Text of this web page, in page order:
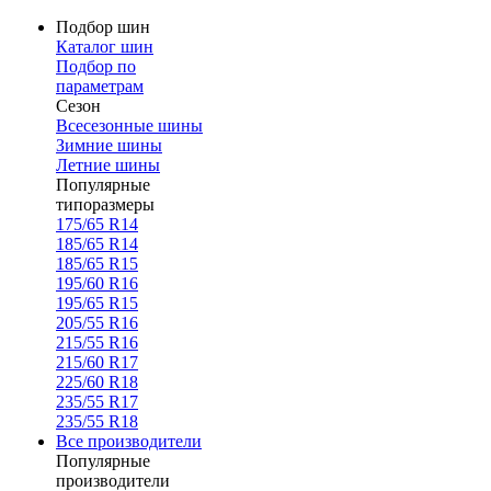
Подбор шин
Каталог шин
Подбор по
параметрам
Сезон
Всесезонные шины
Зимние шины
Летние шины
Популярные
типоразмеры
175/65 R14
185/65 R14
185/65 R15
195/60 R16
195/65 R15
205/55 R16
215/55 R16
215/60 R17
225/60 R18
235/55 R17
235/55 R18
Все производители
Популярные
производители